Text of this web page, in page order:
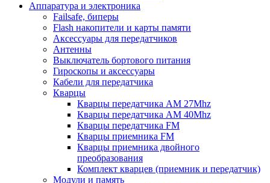
Аппаратура и электроника
Failsafe, биперы
Flash накопители и карты памяти
Аксессуары для передатчиков
Антенны
Выключатель бортового питания
Гироскопы и аксессуары
Кабели для передатчика
Кварцы
Кварцы передатчика AM 27Mhz
Кварцы передатчика AM 40Mhz
Кварцы передатчика FM
Кварцы приемника FM
Кварцы приемника двойного
преобразования
Комплект кварцев (приемник и передатчик)
Модули и память